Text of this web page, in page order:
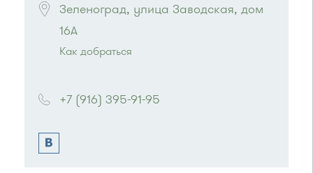
Зеленоград, улица Заводская, дом
16А
Как добраться
Автобус № 20.
Маршрутка № 460м
+7 (916) 395-91-95